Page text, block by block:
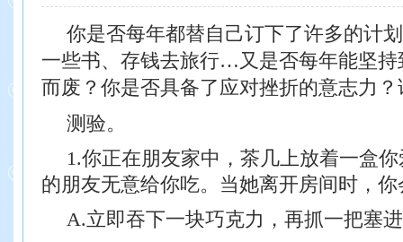
你是否每年都替自己订下了许多的计
一些书、存钱去旅行…又是否每年能坚
而废？你是否具备了应对挫折的意志力
测验。
1.你正在朋友家中，茶几上放着一盒
的朋友无意给你吃。当她离开房间时，你
A.立即吞下一块巧克力，再抓一把塞